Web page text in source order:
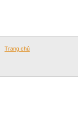
Trang chủ